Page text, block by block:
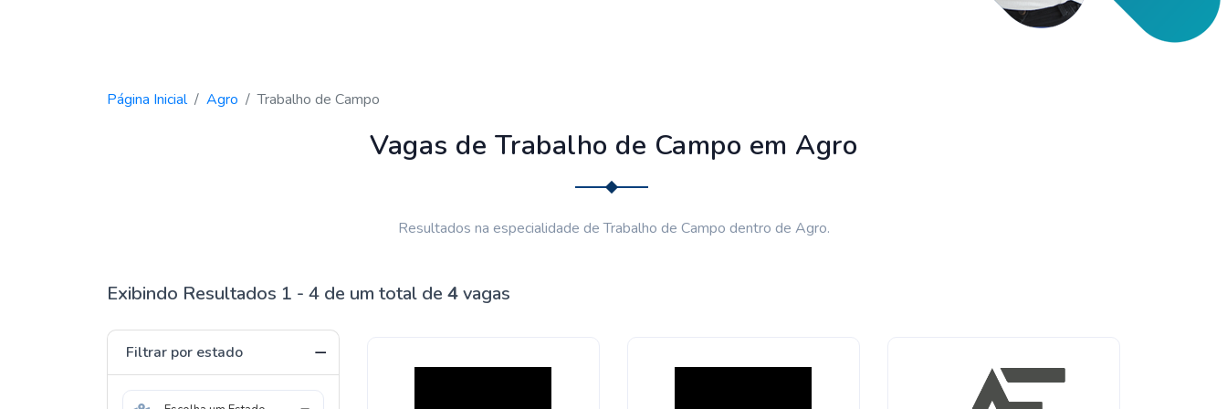
Página Inicial Agro Trabalho de Campo
Vagas de Trabalho de Campo em Agro
Resultados na especialidade de Trabalho de Campo dentro de Agro.
Exibindo Resultados 1 - 4 de um total de 4vagas
Filtrar por estado